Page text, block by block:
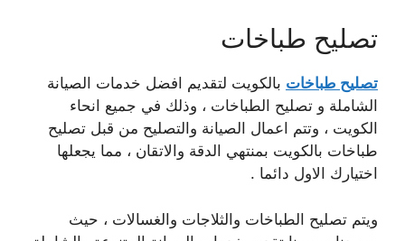
تصليح طباخات
تصليح طباخات بالكويت لتقديم افضل خدمات الصيانة
الشاملة و تصليح الطباخات ، وذلك في جميع انحاء
الكويت ، وتتم اعمال الصيانة والتصليح من قبل تصليح
طباخات بالكويت بمنتهي الدقة والاتقان ، مما يجعلها
اختيارك الاول دائما .
ويتم تصليح الطباخات والثلاجات والغسالات ، حيث